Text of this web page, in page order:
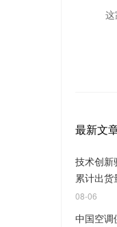
最新文
技术创新
累计出
08-06
中国空调